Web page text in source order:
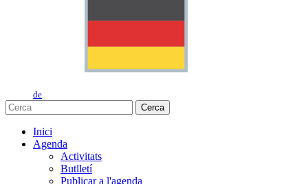
de
Cerca
Inici
Agenda
Activitats
Butlletí
Publicar a l'agenda